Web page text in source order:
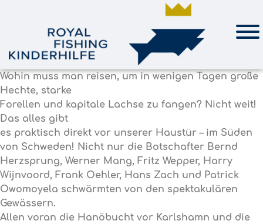
Wohin muss man reisen, um in wenigen Tagen große
Hechte, starke
Forellen und kapitale Lachse zu fangen? Nicht weit!
Das alles gibt
es praktisch direkt vor unserer Haustür – im Süden
von Schweden! Nicht nur die Botschafter Bernd
Herzsprung, Werner Mang, Fritz Wepper, Harry
Wijnvoord, Frank Oehler, Hans Zach und Patrick
Owomoyela schwärmten von den spektakulären
Gewässern.
Allen voran die Hanöbucht vor Karlshamn und die